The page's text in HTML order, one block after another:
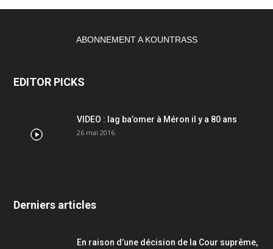
ABONNEMENT A KOUNTRASS
EDITOR PICKS
VIDEO : lag ba’omer à Méron il y a 80 ans
26 mai 2016
Derniers articles
En raison d’une décision de la Cour suprême,